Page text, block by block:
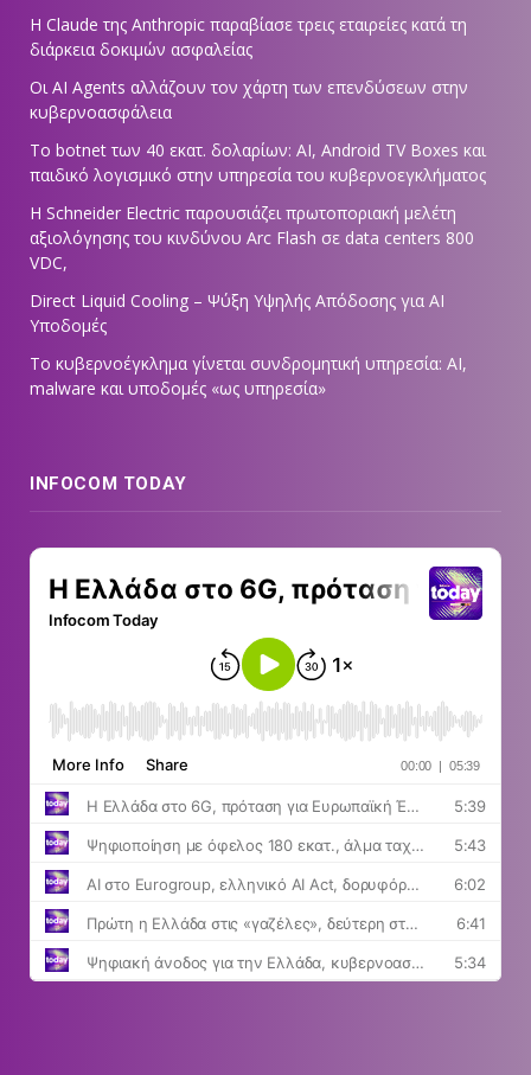
Η Claude της Anthropic παραβίασε τρεις εταιρείες κατά τη
διάρκεια δοκιμών ασφαλείας
Οι AI Agents αλλάζουν τον χάρτη των επενδύσεων στην
κυβερνοασφάλεια
Το botnet των 40 εκατ. δολαρίων: AI, Android TV Boxes και
παιδικό λογισμικό στην υπηρεσία του κυβερνοεγκλήματος
Η Schneider Electric παρουσιάζει πρωτοποριακή μελέτη
αξιολόγησης του κινδύνου Arc Flash σε data centers 800
VDC,
Direct Liquid Cooling – Ψύξη Υψηλής Απόδοσης για AI
Υποδομές
Το κυβερνοέγκλημα γίνεται συνδρομητική υπηρεσία: AI,
malware και υποδομές «ως υπηρεσία»
INFOCOM TODAY